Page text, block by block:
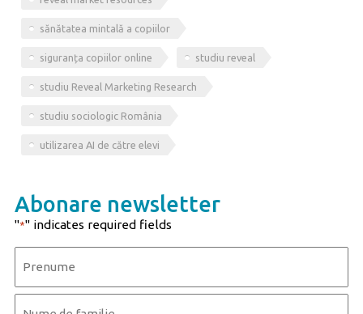
sănătatea mintală a copiilor
siguranța copiilor online studiu reveal
studiu Reveal Marketing Research
studiu sociologic România
utilizarea AI de către elevi
Abonare newsletter
"*" indicates required fields
First